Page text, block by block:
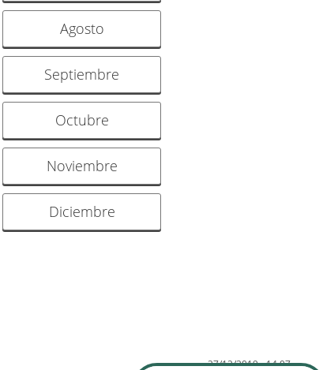
Agosto
Septiembre
Octubre
Noviembre
Diciembre
27/12/2019 - 14:07